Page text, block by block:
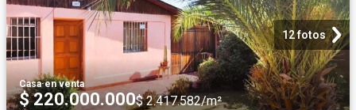
12 fotos
Casa·en venta
$ 220.000.000$ 2.417.582/m²